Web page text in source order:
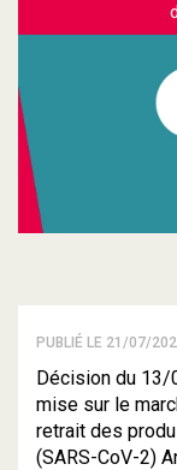
PUBLIÉ LE 21/07/
Décision du 13/
mise sur le
retrait des
(SARS-CoV-2)